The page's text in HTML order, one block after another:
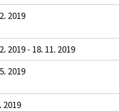
2019
2019 - 18. 11. 2019
2019
2019